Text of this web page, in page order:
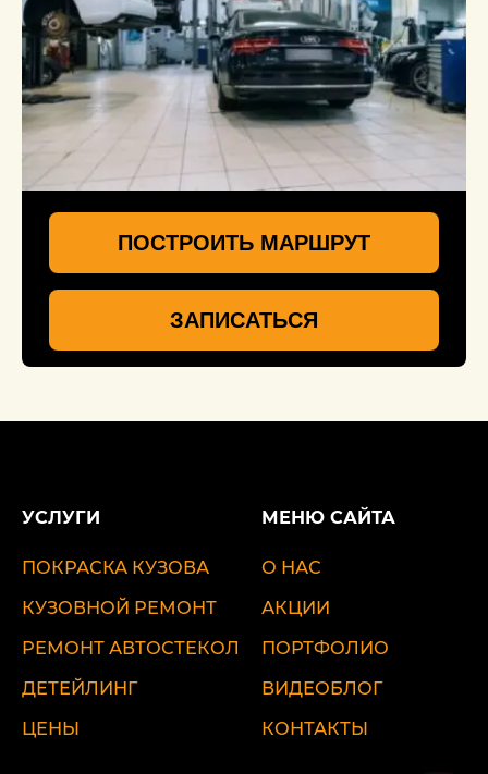
ПОСТРОИТЬ МАРШРУТ
ЗАПИСАТЬСЯ
УСЛУГИ
ПОКРАСКА КУЗОВА
КУЗОВНОЙ РЕМОНТ
РЕМОНТ АВТОСТЕКОЛ
ДЕТЕЙЛИНГ
ЦЕНЫ
МЕНЮ САЙТА
О НАС
АКЦИИ
ПОРТФОЛИО
ВИДЕОБЛОГ
КОНТАКТЫ